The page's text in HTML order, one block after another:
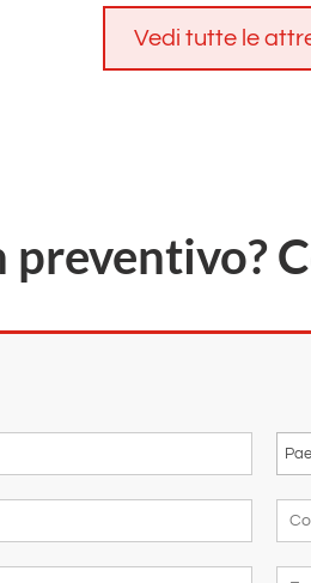
Vedi tutte le
preventivo?